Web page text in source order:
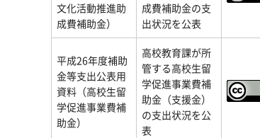
文化活動推進助
成費補助金）
成費補助金の支
出状況を公表
平成26年度補助
金等支出公表用
資料（高校生留
学促進事業費補
助金）
高校教育課が所
管する高校生留
学促進事業費補
助金（支援金）
の支出状況を公
表